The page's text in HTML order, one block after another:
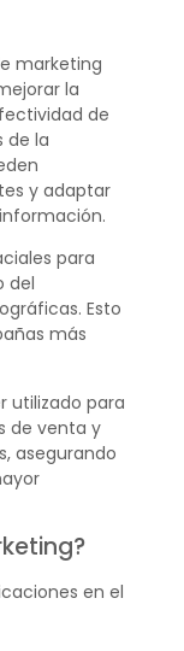
marketing
la
de
de la
y adaptar
para
del
Esto
más
utilizado para
de venta y
asegurando
en el